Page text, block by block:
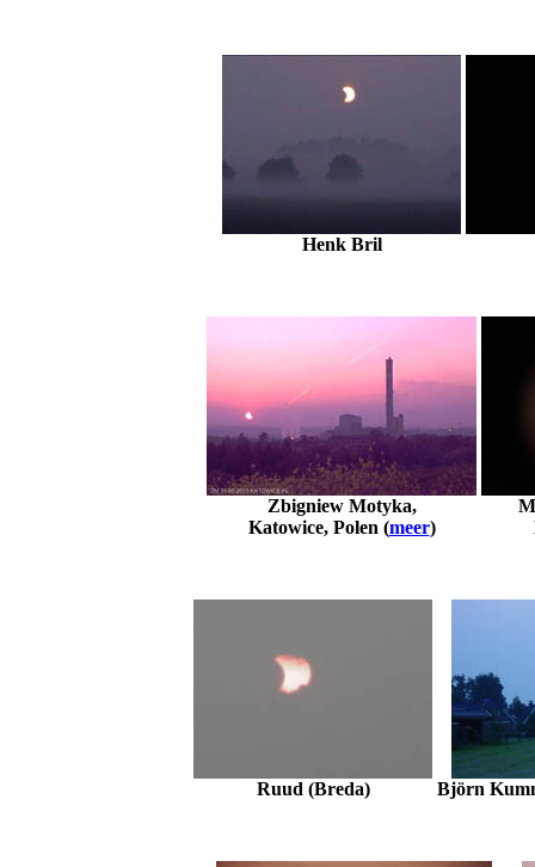
Henk Bril
Zbigniew Motyka,
Katowice, Polen (meer)
Ruud (Breda) Björn